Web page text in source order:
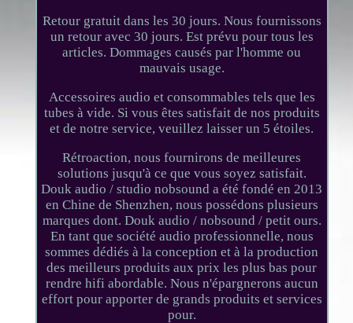
Retour gratuit dans les 30 jours. Nous fournissons
un retour avec 30 jours. Est prévu pour tous les
articles. Dommages causés par l'homme ou
mauvais usage.
Accessoires audio et consommables tels que les
tubes à vide. Si vous êtes satisfait de nos produits
et de notre service, veuillez laisser un 5 étoiles.
Rétroaction, nous fournirons de meilleures
solutions jusqu'à ce que vous soyez satisfait.
Douk audio / studio nobsound a été fondé en 2013
en Chine de Shenzhen, nous possédons plusieurs
marques dont. Douk audio / nobsound / petit ours.
En tant que société audio professionnelle, nous
sommes dédiés à la conception et à la production
des meilleurs produits aux prix les plus bas pour
rendre hifi abordable. Nous n'épargnerons aucun
effort pour apporter de grands produits et services
pour.